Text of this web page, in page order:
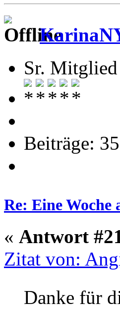
Sr. Mitglied
Beiträge:
Re: Eine Woche
« Antwort
Zitat von:
Danke für